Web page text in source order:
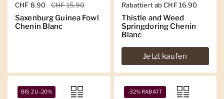
Regulärer Preis
CHF 8.90 Sale-Preis
CHF 15.90
Saxenburg Guinea Fowl
Chenin Blanc
Regulärer Preis
Rabattiert ab CHF 16.90
Thistle and Weed
Springdoring Chenin
Blanc
Jetzt kaufen
BIS ZU -20% -32% RABATT